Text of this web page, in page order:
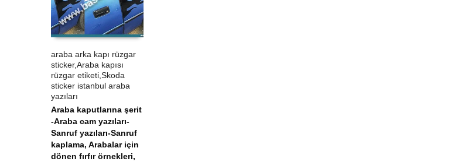
ÜRÜN SATIN AL
QUICK VIEW
araba arka kapı rüzgar
sticker,Araba kapısı
rüzgar etiketi,Skoda
sticker istanbul araba
yazıları
Araba kaputlarına şerit
-Araba cam yazıları-
Sanruf yazıları-Sanruf
kaplama, Arabalar için
dönen fırfır örnekleri,